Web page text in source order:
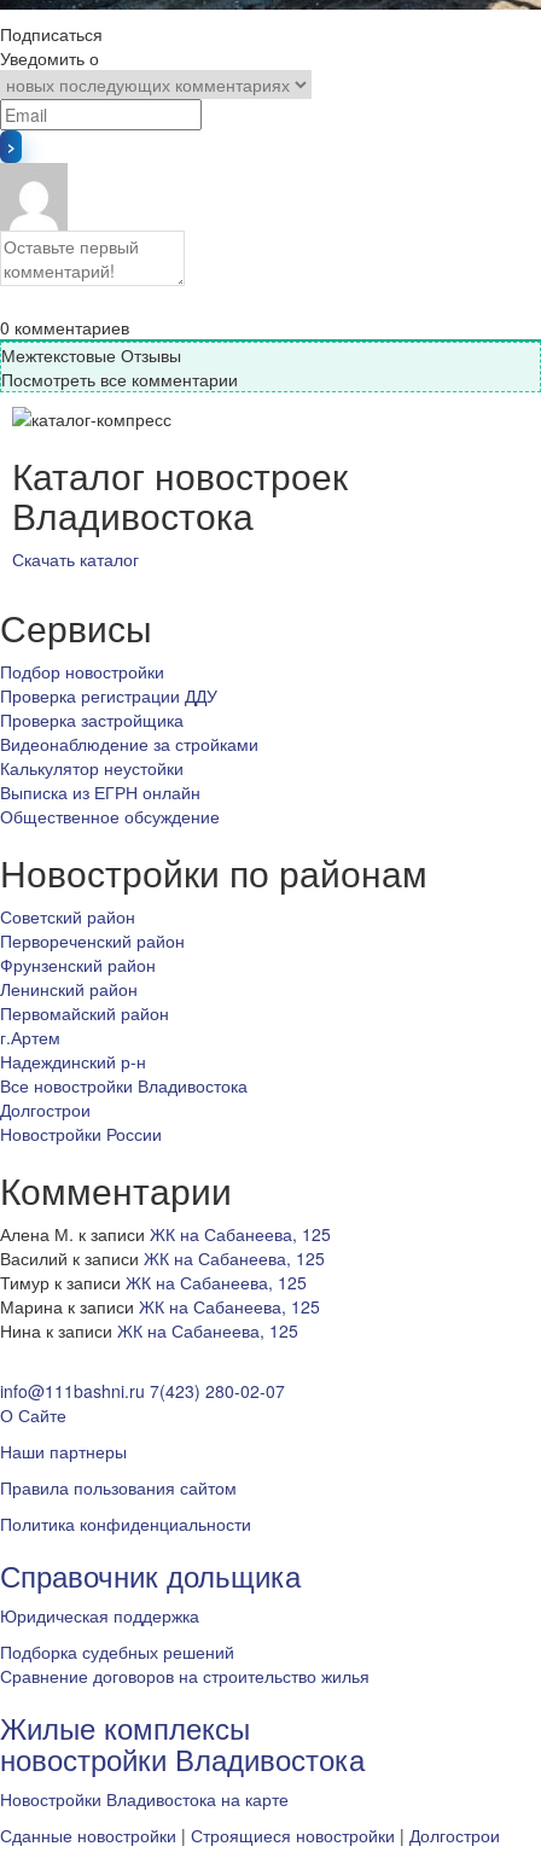
Подписаться
Уведомить о
0 комментариев
Межтекстовые Отзывы
Посмотреть все комментарии
Каталог новостроек
Владивостока
Скачать каталог
Сервисы
Подбор новостройки
Проверка регистрации ДДУ
Проверка застройщика
Видеонаблюдение за стройками
Калькулятор неустойки
Выписка из ЕГРН онлайн
Общественное обсуждение
Новостройки по районам
Советский район
Первореченский район
Фрунзенский район
Ленинский район
Первомайский район
г.Артем
Надеждинский р-н
Все новостройки Владивостока
Долгострои
Новостройки России
Комментарии
Алена М. к записи ЖК на Сабанеева, 125
Василий к записи ЖК на Сабанеева, 125
Тимур к записи ЖК на Сабанеева, 125
Марина к записи ЖК на Сабанеева, 125
Нина к записи ЖК на Сабанеева, 125
info@111bashni.ru 7(423) 280-02-07
О Сайте
Наши партнеры
Правила пользования сайтом
Политика конфиденциальности
Справочник дольщика
Юридическая поддержка
Подборка судебных решений
Сравнение договоров на строительство жилья
Жилые комплексы
новостройки Владивостока
Новостройки Владивостока на карте
Сданные новостройки | Строящиеся новостройки | Долгострои